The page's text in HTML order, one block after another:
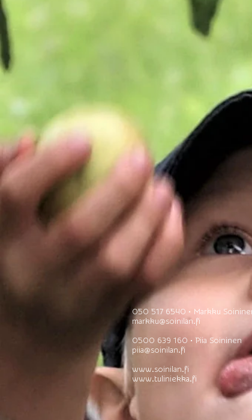
050 517 6540 • Markku
markku@soinilan.fi
0500 639 160 • Piia Soininen
piia@soinilan.fi
www.soinilan.fi
www.tuliniekka.fi